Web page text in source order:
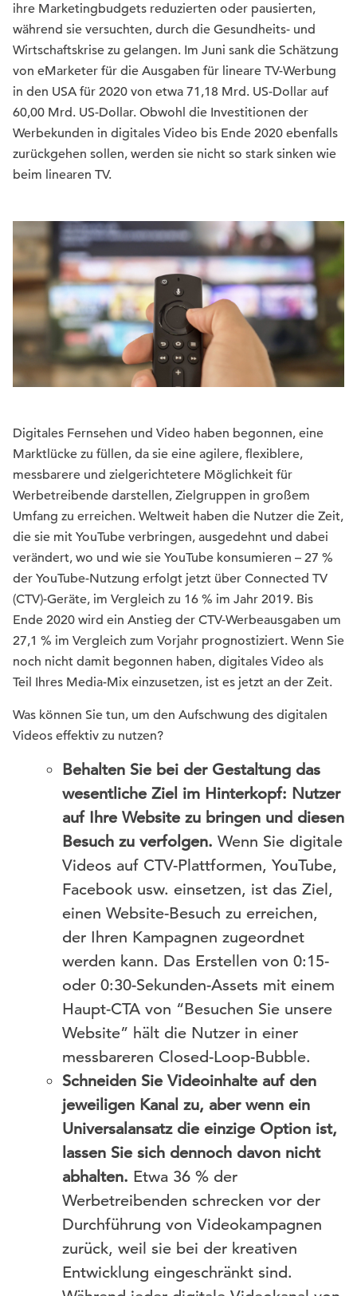
ihre Marketingbudgets reduzierten oder pausierten,
während sie versuchten, durch die Gesundheits- und
Wirtschaftskrise zu gelangen. Im Juni sank die Schätzung
von eMarketer für die Ausgaben für lineare TV-Werbung
in den USA für 2020 von etwa 71,18 Mrd. US-Dollar auf
60,00 Mrd. US-Dollar. Obwohl die Investitionen der
Werbekunden in digitales Video bis Ende 2020 ebenfalls
zurückgehen sollen, werden sie nicht so stark sinken wie
beim linearen TV.
Digitales Fernsehen und Video haben begonnen, eine
Marktlücke zu füllen, da sie eine agilere, flexiblere,
messbarere und zielgerichtetere Möglichkeit für
Werbetreibende darstellen, Zielgruppen in großem
Umfang zu erreichen. Weltweit haben die Nutzer die Zeit,
die sie mit YouTube verbringen, ausgedehnt und dabei
verändert, wo und wie sie YouTube konsumieren – 27 %
der YouTube-Nutzung erfolgt jetzt über Connected TV
(CTV)-Geräte, im Vergleich zu 16 % im Jahr 2019. Bis
Ende 2020 wird ein Anstieg der CTV-Werbeausgaben um
27,1 % im Vergleich zum Vorjahr prognostiziert. Wenn Sie
noch nicht damit begonnen haben, digitales Video als
Teil Ihres Media-Mix einzusetzen, ist es jetzt an der Zeit.
Was können Sie tun, um den Aufschwung des digitalen
Videos effektiv zu nutzen?
Behalten Sie bei der Gestaltung das
wesentliche Ziel im Hinterkopf: Nutzer
auf Ihre Website zu bringen und diesen
Besuch zu verfolgen. Wenn Sie digitale
Videos auf CTV-Plattformen, YouTube,
Facebook usw. einsetzen, ist das Ziel,
einen Website-Besuch zu erreichen,
der Ihren Kampagnen zugeordnet
werden kann. Das Erstellen von 0:15-
oder 0:30-Sekunden-Assets mit einem
Haupt-CTA von “Besuchen Sie unsere
Website” hält die Nutzer in einer
messbareren Closed-Loop-Bubble.
Schneiden Sie Videoinhalte auf den
jeweiligen Kanal zu, aber wenn ein
Universalansatz die einzige Option ist,
lassen Sie sich dennoch davon nicht
abhalten. Etwa 36 % der
Werbetreibenden schrecken vor der
Durchführung von Videokampagnen
zurück, weil sie bei der kreativen
Entwicklung eingeschränkt sind.